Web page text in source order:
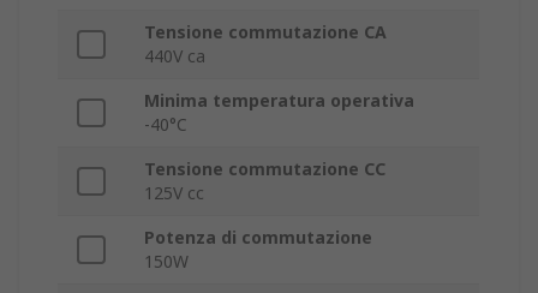
Tensione commutazione CA
440V ca
Minima temperatura operativa
-40°C
Tensione commutazione CC
125V cc
Potenza di commutazione
150W